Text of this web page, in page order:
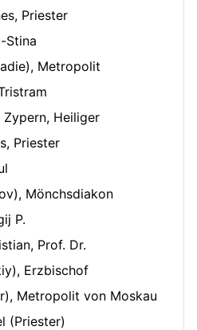
Priester
Stina
Metropolit
Zypern, Heiliger
Priester
Mönchsdiakon
P.
Prof. Dr.
Erzbischof
Metropolit von Moskau
(Priester)